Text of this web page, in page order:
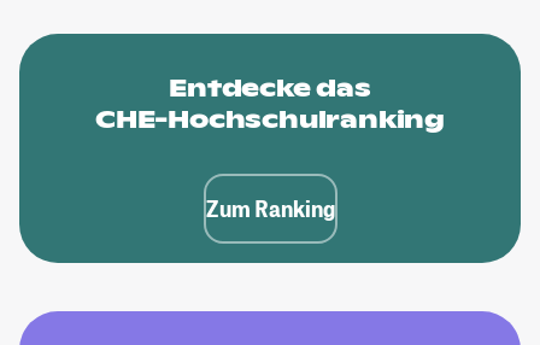
Entdecke das
CHE-Hochschulranking
Zum Ranking